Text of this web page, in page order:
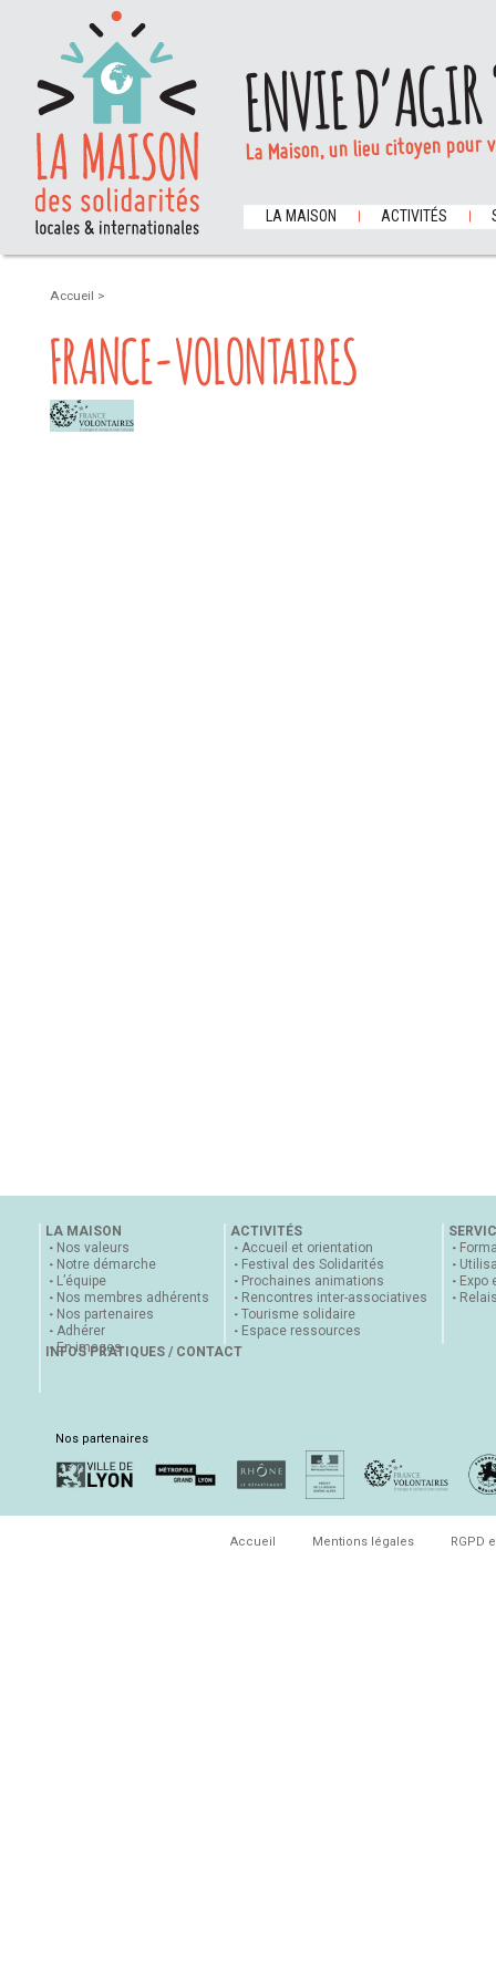
ENVIE
La Maison, un lieu citoyen
LA MAISON ACTIVITÉS
Accueil >
FRANCE-VOLONTAIRES
LA MAISON
Nos valeurs
Notre démarche
L’équipe
Nos membres adhérents
Nos partenaires
Adhérer
En images
ACTIVITÉS
Accueil et orientation
Festival des Solidarités
Prochaines animations
Rencontres inter-associatives
Tourisme solidaire
Espace ressources
Expo
INFOS PRATIQUES / CONTACT
Nos partenaires
Accueil Mentions légales RGPD